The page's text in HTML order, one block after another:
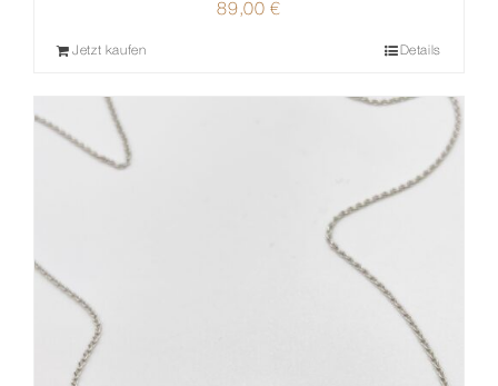
89,00€
Jetzt kaufen Details